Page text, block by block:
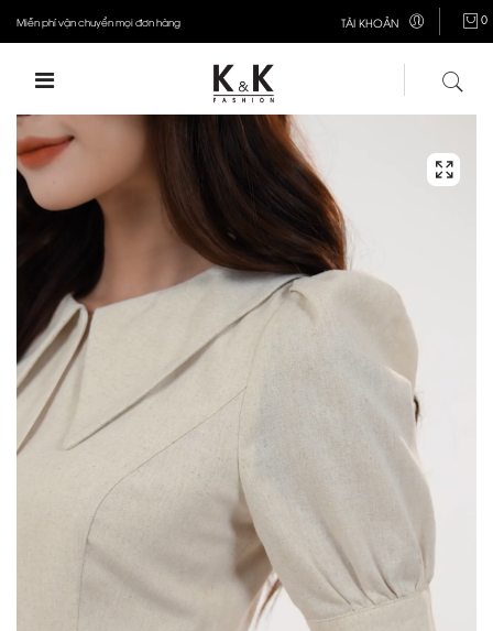
Miễn phí vận chuyển mọi đơn hàng TÀI KHOẢN 0